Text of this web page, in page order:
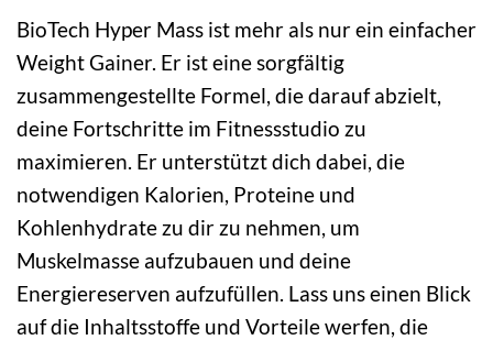
BioTech Hyper Mass ist mehr als nur ein einfacher
Weight Gainer. Er ist eine sorgfältig
zusammengestellte Formel, die darauf abzielt,
deine Fortschritte im Fitnessstudio zu
maximieren. Er unterstützt dich dabei, die
notwendigen Kalorien, Proteine und
Kohlenhydrate zu dir zu nehmen, um
Muskelmasse aufzubauen und deine
Energiereserven aufzufüllen. Lass uns einen Blick
auf die Inhaltsstoffe und Vorteile werfen, die